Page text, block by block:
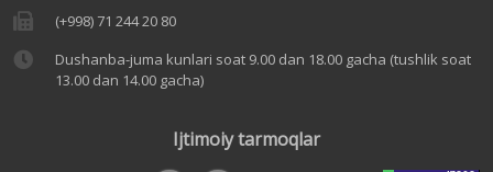
(+998) 71 244 20 80
Dushanba-juma kunlari soat 9.00 dan 18.00 gacha (tushlik soat
13.00 dan 14.00 gacha)
Ijtimoiy tarmoqlar